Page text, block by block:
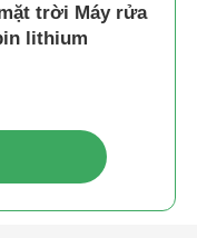
trời Máy rửa
lithium